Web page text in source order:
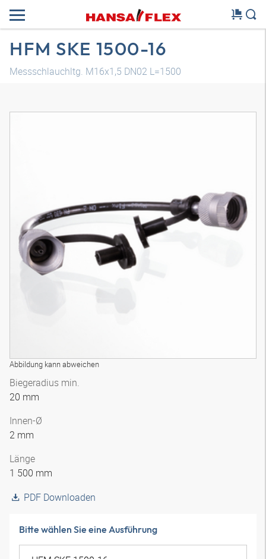
HFM SKE 1500-16
Messschlauchltg. M16x1,5 DN02 L=1500
Abbildung kann abweichen
Biegeradius min.
20 mm
Innen-Ø
2 mm
Länge
1 500 mm
PDF Downloaden
Bitte wählen Sie eine Ausführung